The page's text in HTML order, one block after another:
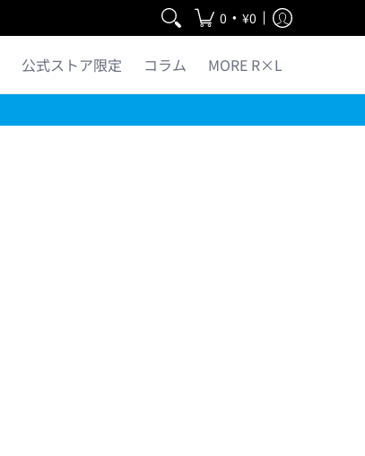
0 • ¥0
公式ストア限定 コラム MORE R×L